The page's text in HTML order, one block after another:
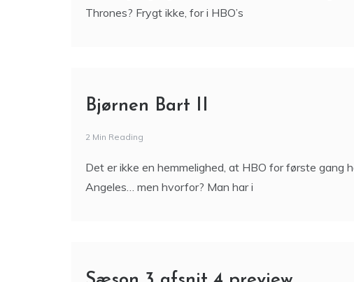
Thrones? Frygt ikke, for i HBO’s
Bjørnen Bart II
2 Min Reading
Det er ikke en hemmelighed, at HBO for første gang
Angeles… men hvorfor? Man har i